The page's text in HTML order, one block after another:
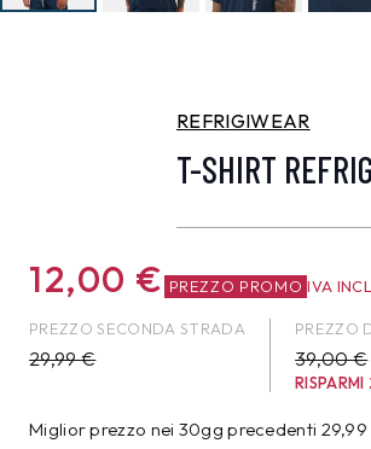
REFRIGIWEAR
T-SHIRT
12,00 € PREZZO PROMO IVA
PREZZO SECONDA STRADA
29,99€
PREZZO
39,00 €
RISPARMI
Miglior prezzo nei 30gg precedenti 29,99